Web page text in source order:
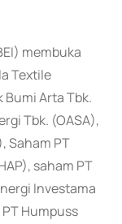
membuka
Textile
Bumi Arta Tbk.
Tbk. (OASA),
Saham PT
saham PT
Investama
PT Humpuss